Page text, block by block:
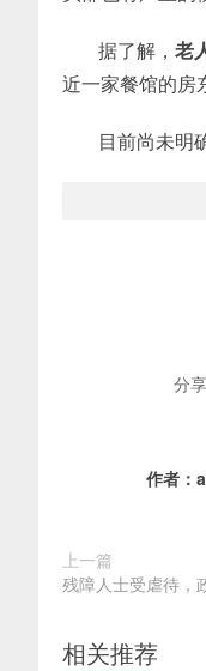
据了解， 老
近一家餐馆的房
目前尚未明
分
作者：
上一篇
残障人士受虐待，
相关推荐